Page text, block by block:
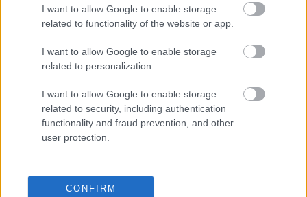
I want to allow Google to enable storage
related to functionality of the website or app.
I want to allow Google to enable storage
related to personalization.
I want to allow Google to enable storage
related to security, including authentication
functionality and fraud prevention, and other
user protection.
CONFIRM
megállja a helyét, ahogy egy kicsit a
legnagyobb úszásainak izgalmait is átélhetjük,
habár az úszás sokszor háttérbe kerül, hisz
szinte semmit nem tudunk meg a 2004-es első
olimpia közvetlen előzményeiről (ne feledjük,
ekkor gyakorlatilag egy gyerekként utazott ki),
nem láthatjuk át a 2012-es nagy kudarc rövid
távú következményeit, ahogy a mostani tokiói
(azon kívül, hogy arról beszél édesanyjának, az